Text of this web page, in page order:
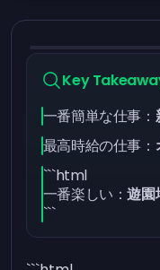
Key
一番簡単な仕事：
最高時給の仕事：
```html
一番楽しい：遊園
```